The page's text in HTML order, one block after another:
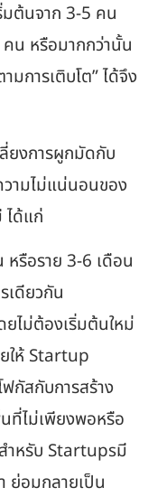
มต้นจาก 3-5 คน
คน หรือมากกว่านั้น
มการเติบโต” ได้จึง
ยงการผูกมัดกับ
ามไม่แน่นอนของ
ได้แก่
หรือราย 3-6 เดือน
เดียวกัน
ไม่ต้องเริ่มต้นใหม่
ให้ Startup
ฟกัสกับการสร้าง
ที่ไม่เพียงพอหรือ
ำหรับ Startupsมี
ย่อมกลายเป็น